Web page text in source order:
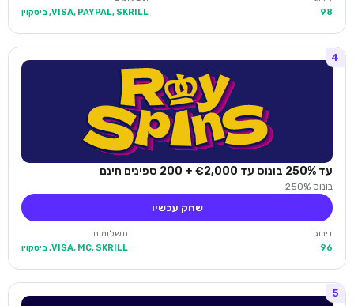
98
VISA, PAYPAL, SKRILL, ביטקוין
4
עד 250% בונוס עד €2,000 + 200 ספינים חינם
בונוס 250%
שחק עכשיו
דירוג
96
תשלומים
VISA, MC, SKRILL, ביטקוין
5